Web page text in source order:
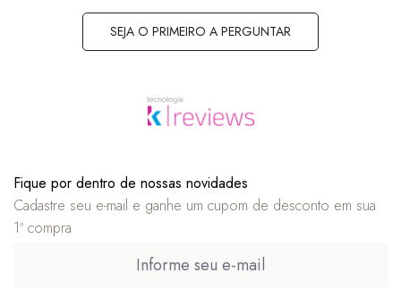
SEJA O PRIMEIRO A PERGUNTAR
Fique por dentro de nossas novidades
Cadastre seu e-mail e ganhe um cupom de desconto em sua
1ª compra